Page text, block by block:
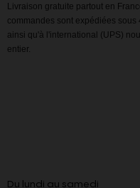
Livraison gratuite partout en
commandes sont expédiées
ainsi qu'à l'international (UPS)
entier.
Du lundi au samedi